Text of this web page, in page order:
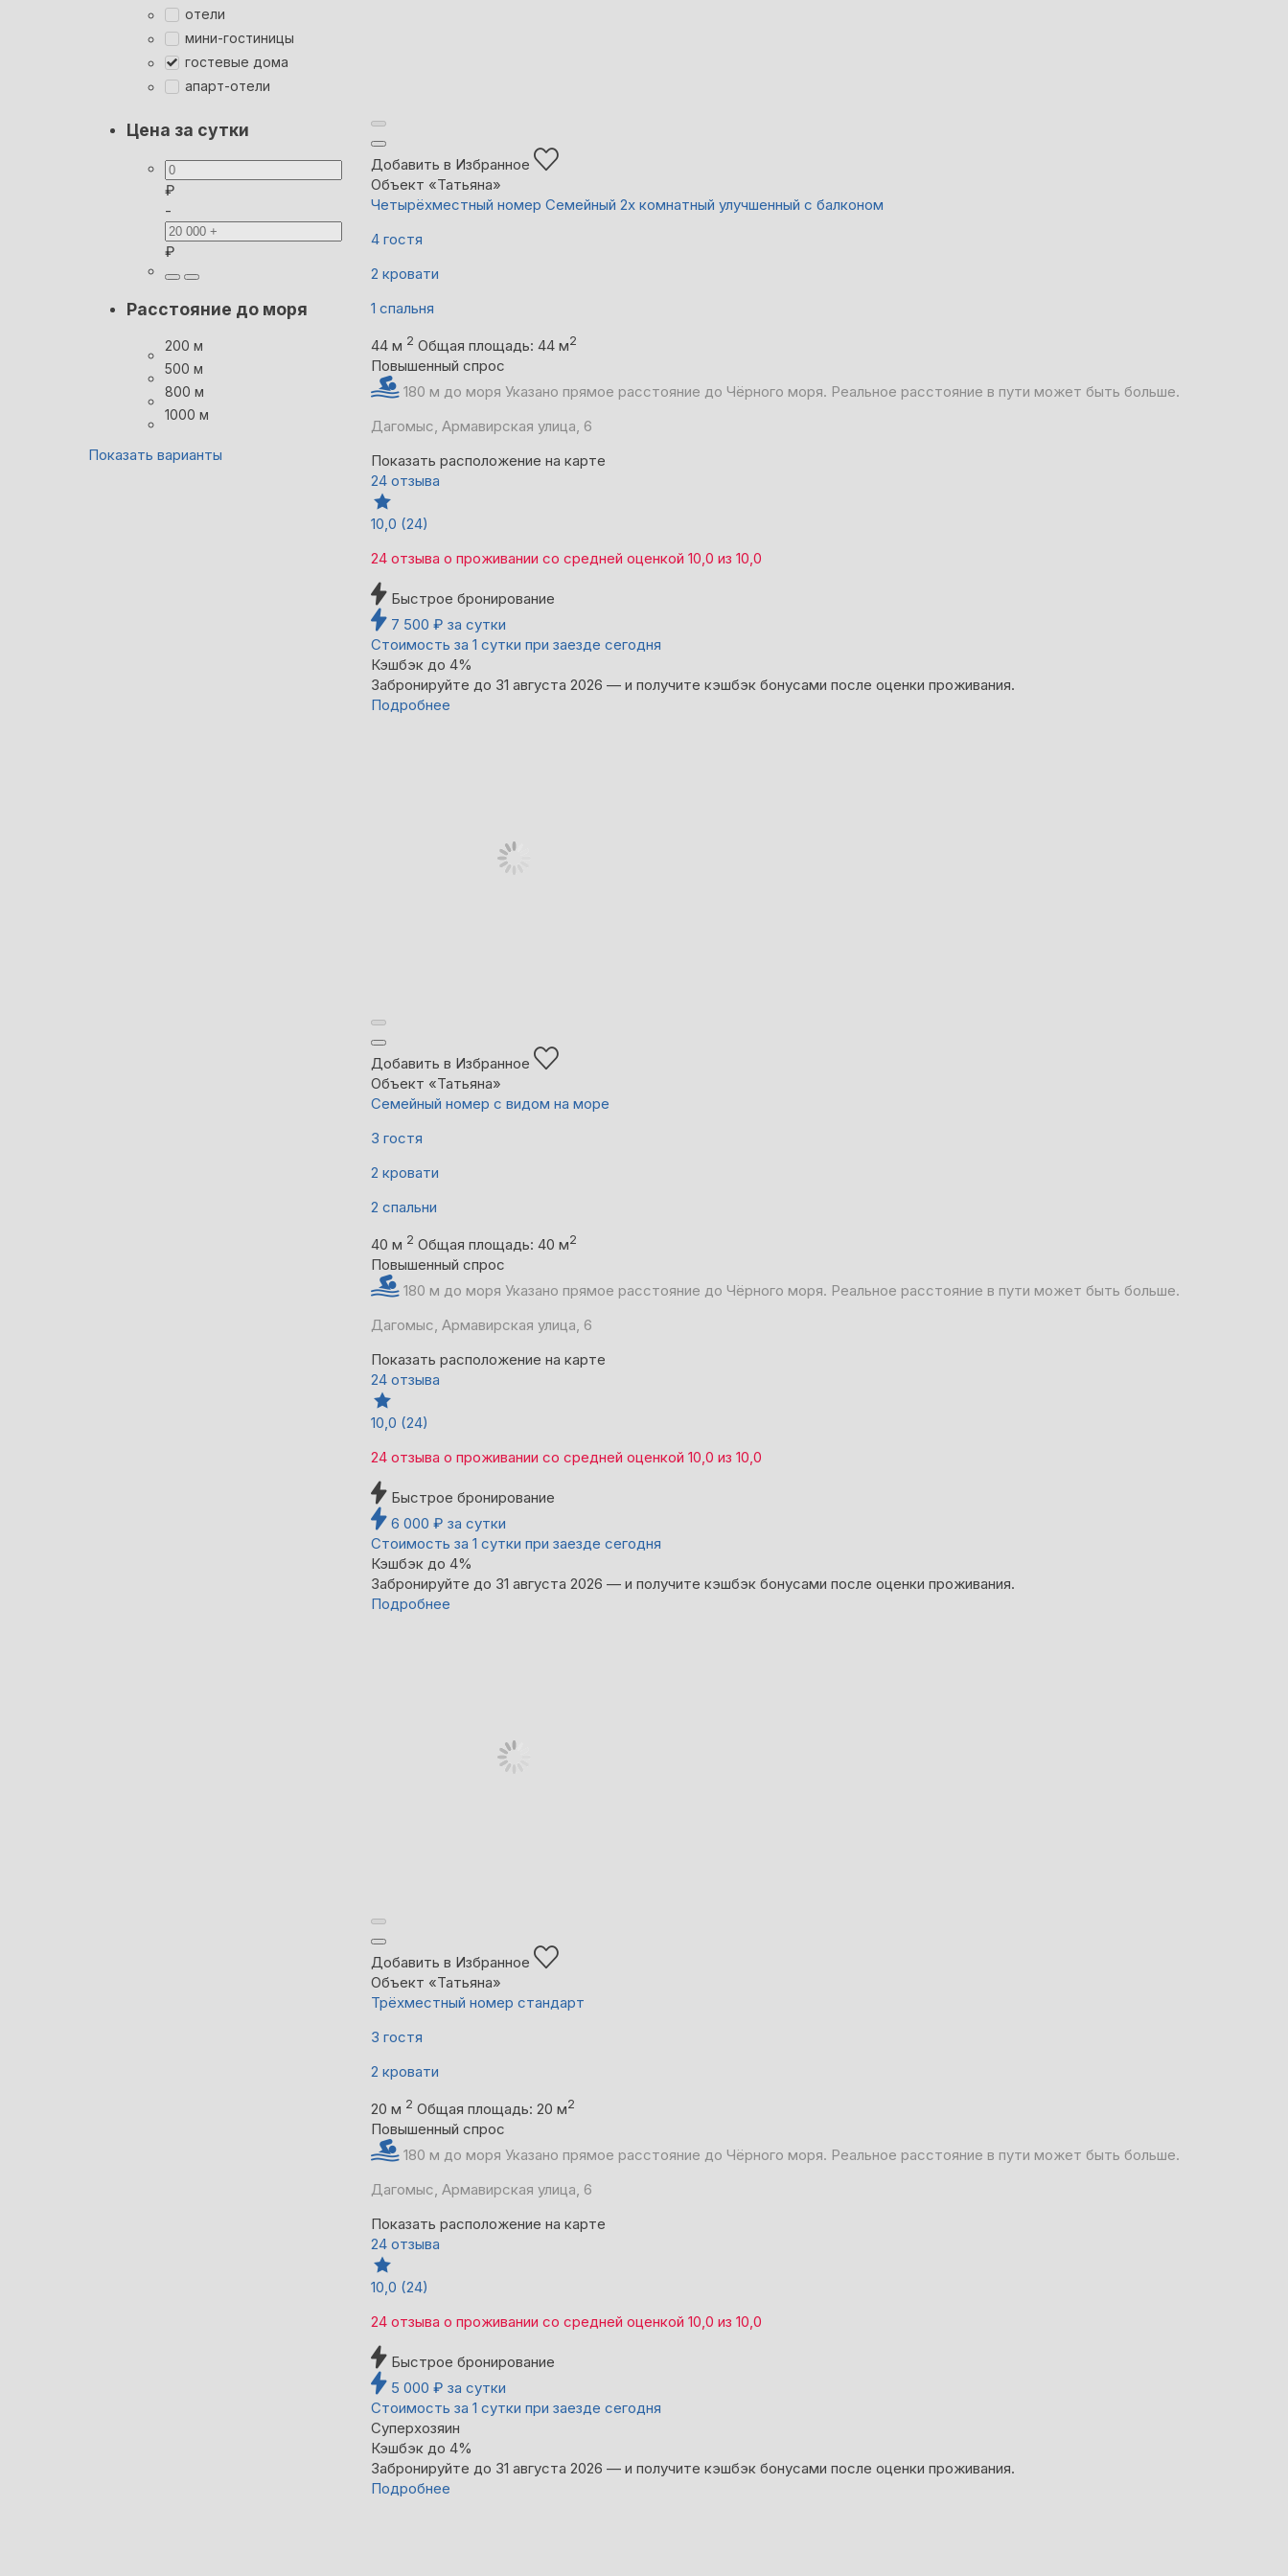
отели
мини-гостиницы
гостевые дома
апарт-отели
Цена за сутки
₽
-
₽
Расстояние до моря
200 м
500 м
800 м
1000 м
Показать варианты
Добавить в Избранное
Объект «Татьяна»
Четырёхместный номер Семейный 2х комнатный улучшенный с балконом
4 гостя
2 кровати
1 спальня
44 м 2 Общая площадь: 44 м2
Повышенный спрос
180 м до моря Указано прямое расстояние до Чёрного моря. Реальное расстояние в пути может быть больше.
Дагомыс, Армавирская улица, 6
Показать расположение на карте
24 отзыва
10,0 (24)
24 отзыва о проживании со средней оценкой 10,0 из 10,0
Быстрое бронирование
7 500 ₽ за сутки
Стоимость за 1 сутки при заезде сегодня
Кэшбэк до 4%
Забронируйте до 31 августа 2026 — и получите кэшбэк бонусами после оценки проживания.
Подробнее
Добавить в Избранное
Объект «Татьяна»
Семейный номер с видом на море
3 гостя
2 кровати
2 спальни
40 м 2 Общая площадь: 40 м2
Повышенный спрос
180 м до моря Указано прямое расстояние до Чёрного моря. Реальное расстояние в пути может быть больше.
Дагомыс, Армавирская улица, 6
Показать расположение на карте
24 отзыва
10,0 (24)
24 отзыва о проживании со средней оценкой 10,0 из 10,0
Быстрое бронирование
6 000 ₽ за сутки
Стоимость за 1 сутки при заезде сегодня
Кэшбэк до 4%
Забронируйте до 31 августа 2026 — и получите кэшбэк бонусами после оценки проживания.
Подробнее
Добавить в Избранное
Объект «Татьяна»
Трёхместный номер стандарт
3 гостя
2 кровати
20 м 2 Общая площадь: 20 м2
Повышенный спрос
180 м до моря Указано прямое расстояние до Чёрного моря. Реальное расстояние в пути может быть больше.
Дагомыс, Армавирская улица, 6
Показать расположение на карте
24 отзыва
10,0 (24)
24 отзыва о проживании со средней оценкой 10,0 из 10,0
Быстрое бронирование
5 000 ₽ за сутки
Стоимость за 1 сутки при заезде сегодня
Суперхозяин
Кэшбэк до 4%
Забронируйте до 31 августа 2026 — и получите кэшбэк бонусами после оценки проживания.
Подробнее